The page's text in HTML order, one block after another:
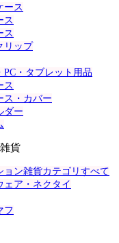
ース
ス
ス
リップ
PC・タブレット用品
ス
ス・カバー
ダー
貨
ョン雑貨カテゴリすべて
ェア・ネクタイ
フ